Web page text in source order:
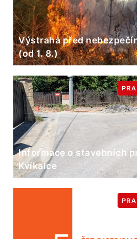
Výstraha před
(od 1. 8.)
Informace o stavebních
Kvíkalce